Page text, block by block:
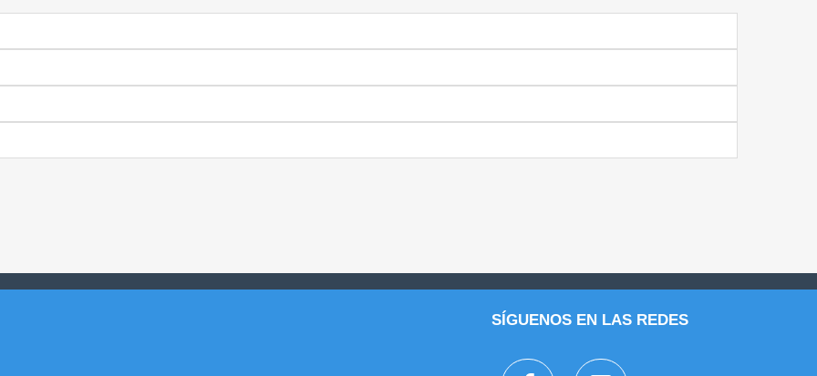
SÍGUENOS EN LAS REDES